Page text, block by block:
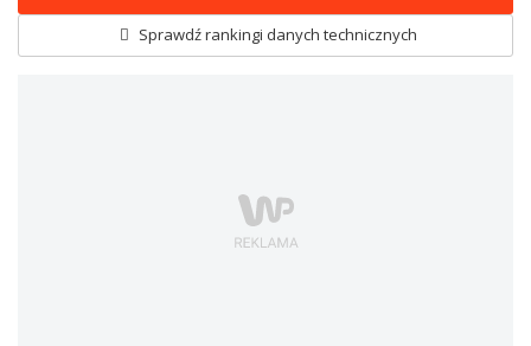
Sprawdź rankingi danych technicznych